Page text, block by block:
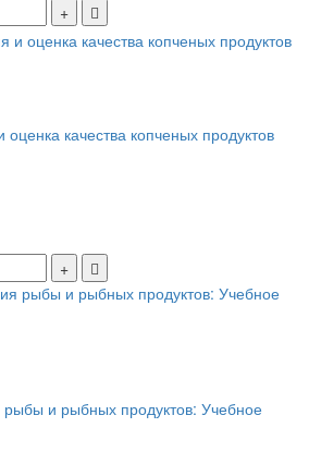
оценка качества копченых продуктов
и рыбных продуктов: Учебное